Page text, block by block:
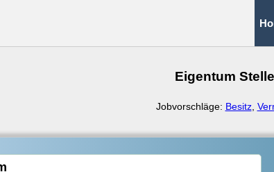
Eigentum
Jobvorschläge: Besitz,